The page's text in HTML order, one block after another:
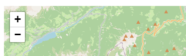
+
−